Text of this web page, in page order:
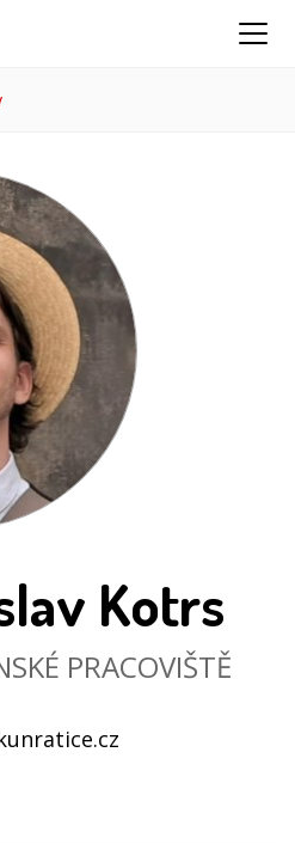
Kotrs
PRACOVIŠTĚ